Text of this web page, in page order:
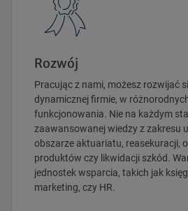
Rozwój
Pracując z nami, możesz rozwijać
dynamicznej firmie, w
funkcjonowania. Nie na każdym
zaawansowanej wiedzy z zakresu
obszarze aktuariatu, reasekuracji,
produktów czy likwidacji szkód.
jednostek wsparcia, takich jak
marketing, czy HR.